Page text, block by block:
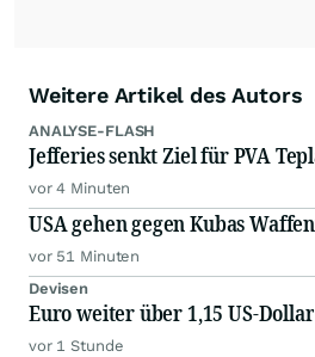
Weitere Artikel des Autors
ANALYSE-FLASH
Jefferies senkt Ziel für PVA
vor 4 Minuten
USA gehen gegen Kubas
vor 51 Minuten
Devisen
Euro weiter über 1,15 US-Dollar
vor 1 Stunde